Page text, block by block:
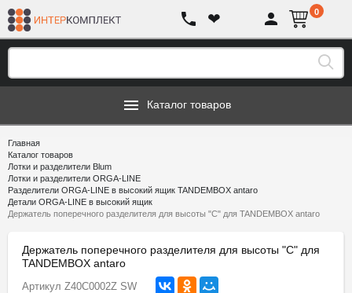
❤ 0
Каталог товаров
Главная
Каталог товаров
Лотки и разделители Blum
Лотки и разделители ORGA-LINE
Разделители ORGA-LINE в высокий ящик TANDEMBOX antaro
Детали ORGA-LINE в высокий ящик
Держатель поперечного разделителя для высоты "C" для TANDEMBOX antaro
Держатель поперечного разделителя для высоты "C" для
TANDEMBOX antaro
Артикул Z40C0002Z SW